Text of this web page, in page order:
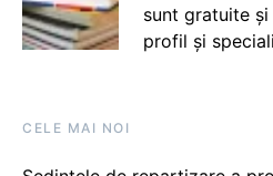
sunt gratuite
profil și
CELE MAI NOI